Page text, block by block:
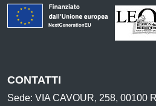
CONTATTI
Sede: VIA CAVOUR, 258, 00100